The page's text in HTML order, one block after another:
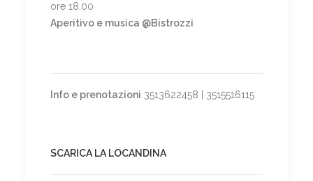
ore 18.00
Aperitivo e musica @Bistrozzi
Info e prenotazioni 3513622458 | 3515516115
SCARICA LA LOCANDINA